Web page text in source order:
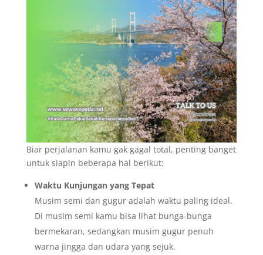
Biar perjalanan kamu gak gagal total, penting banget
untuk siapin beberapa hal berikut:
Waktu Kunjungan yang Tepat
Musim semi dan gugur adalah waktu paling ideal.
Di musim semi kamu bisa lihat bunga-bunga
bermekaran, sedangkan musim gugur penuh
warna jingga dan udara yang sejuk.